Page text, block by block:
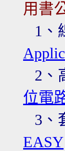
用書
1、
2
位電
3、
EASY